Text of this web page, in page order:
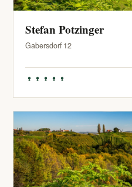
Stefan Potzinger
Gabersdorf 12